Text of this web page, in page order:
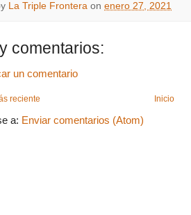
La Triple Frontera on enero 27, 2021
comentarios:
un comentario
reciente Inicio
a: Enviar comentarios (Atom)